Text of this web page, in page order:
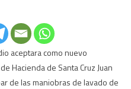
aceptara como nuevo
Hacienda de Santa Cruz Juan
de las maniobras de lavado de